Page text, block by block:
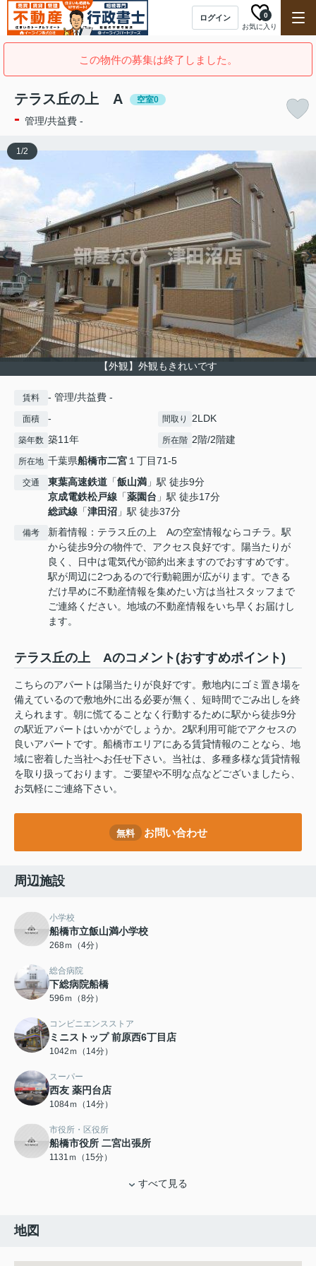
ログイン
お気に入り
0
この物件の募集は終了しました。
テラス丘の上 A 空室0
- 管理/共益費 -
【外観】外観もきれいです
1/2
賃料 - 管理/共益費 -
面積 - 間取り 2LDK
築年数 築11年 所在階 2階/2階建
所在地 千葉県船橋市二宮１丁目71-5
交通 東葉高速鉄道 「飯山満 」駅 徒歩9分
京成電鉄松戸線 「薬園台 」駅 徒歩17分
総武線 「津田沼 」駅 徒歩37分
備考
新着情報：テラス丘の上 Aの空室情報ならコチラ。駅
から徒歩9分の物件で、アクセス良好です。陽当たりが
良く、日中は電気代が節約出来ますのでおすすめです。
駅が周辺に2つあるので行動範囲が広がります。できる
だけ早めに不動産情報を集めたい方は当社スタッフまで
ご連絡ください。地域の不動産情報をいち早くお届けし
ます。
テラス丘の上 Aのコメント(おすすめポイント)
こちらのアパートは陽当たりが良好です。敷地内にゴミ置き場を
備えているので敷地外に出る必要が無く、短時間でごみ出しを終
えられます。朝に慌てることなく行動するために駅から徒歩9分
の駅近アパートはいかがでしょうか。2駅利用可能でアクセスの
良いアパートです。船橋市エリアにある賃貸情報のことなら、地
域に密着した当社へお任せ下さい。当社は、多種多様な賃貸情報
を取り扱っております。ご要望や不明な点などございましたら、
お気軽にご連絡下さい。
無料 お問い合わせ
周辺施設
小学校
船橋市立飯山満小学校
268ｍ（4分）
総合病院
下総病院船橋
596ｍ（8分）
コンビニエンスストア
ミニストップ 前原西6丁目店
1042ｍ（14分）
スーパー
西友 薬円台店
1084ｍ（14分）
市役所・区役所
船橋市役所 二宮出張所
1131ｍ（15分）
すべて見る
地図